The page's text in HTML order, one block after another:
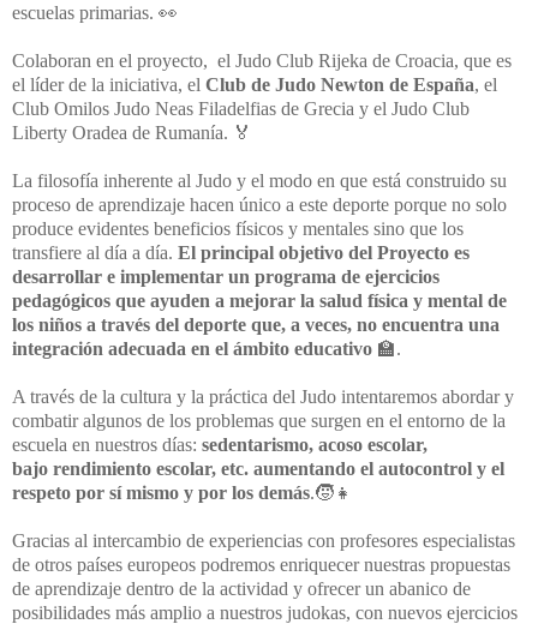
escuelas primarias. 👀
Colaboran en el proyecto, el Judo Club Rijeka de Croacia, que es
el líder de la iniciativa, el Club de Judo Newton de España, el
Club Omilos Judo Neas Filadelfias de Grecia y el Judo Club
Liberty Oradea de Rumanía. 🏅
La filosofía inherente al Judo y el modo en que está construido su
proceso de aprendizaje hacen único a este deporte porque no solo
produce evidentes beneficios físicos y mentales sino que los
transfiere al día a día. El principal objetivo del Proyecto es
desarrollar e implementar un programa de ejercicios
pedagógicos que ayuden a mejorar la salud física y mental de
los niños a través del deporte que, a veces, no encuentra una
integración adecuada en el ámbito educativo 🏫.
A través de la cultura y la práctica del Judo intentaremos abordar y
combatir algunos de los problemas que surgen en el entorno de la
escuela en nuestros días: sedentarismo, acoso escolar,
bajo rendimiento escolar, etc. aumentando el autocontrol y el
respeto por sí mismo y por los demás.🧒👧
Gracias al intercambio de experiencias con profesores especialistas
de otros países europeos podremos enriquecer nuestras propuestas
de aprendizaje dentro de la actividad y ofrecer un abanico de
posibilidades más amplio a nuestros judokas, con nuevos ejercicios